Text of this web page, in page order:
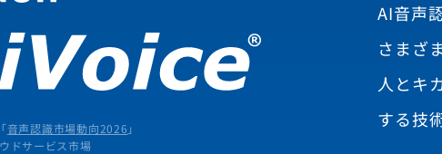
音声認識市場動向2026 」
ドサービス市場
AI音声
さまざ
人とキ
する技